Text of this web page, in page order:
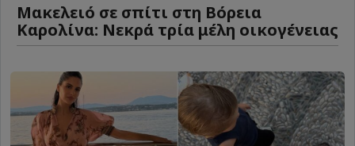
Μακελειό σε σπίτι στη Βόρεια
Καρολίνα: Νεκρά τρία μέλη οικογένειας